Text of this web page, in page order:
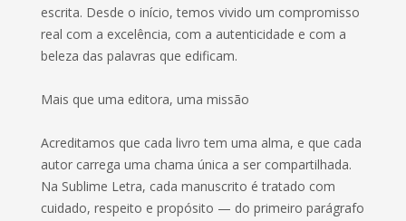
escrita. Desde o início, temos vivido um compromisso
real com a excelência, com a autenticidade e com a
beleza das palavras que edificam.
Mais que uma editora, uma missão
Acreditamos que cada livro tem uma alma, e que cada
autor carrega uma chama única a ser compartilhada.
Na Sublime Letra, cada manuscrito é tratado com
cuidado, respeito e propósito — do primeiro parágrafo